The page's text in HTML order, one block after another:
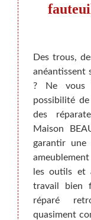
bien
à
des
votre
et le
sur
et
Des trous,
anéantissent
? Ne vous
possibilité
des
Maison
garantir une
les outils et
travail bien
réparé
quasiment